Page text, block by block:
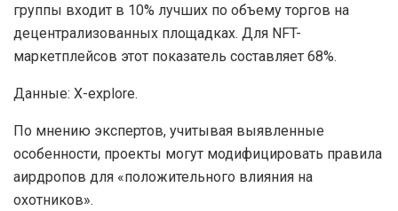
группы входит в 10% лучших по объему торгов на
децентрализованных площадках. Для NFT-
маркетплейсов этот показатель составляет 68%.
Данные: X-explore.
По мнению экспертов, учитывая выявленные
особенности, проекты могут модифицировать правила
аирдропов для «положительного влияния на
охотников».